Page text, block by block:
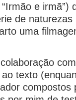
e irmã”)
de naturezas
uma
texto
compostos